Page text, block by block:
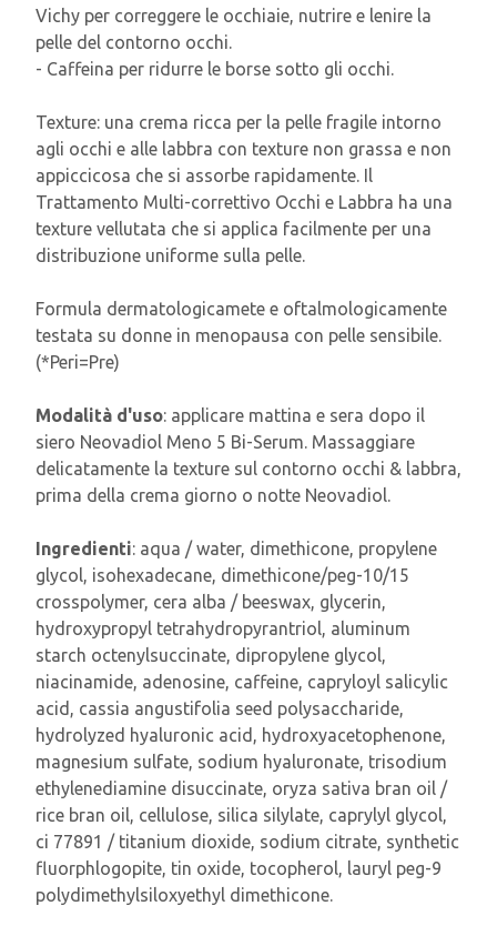
Vichy per correggere le occhiaie, nutrire e lenire la
pelle del contorno occhi.
- Caffeina per ridurre le borse sotto gli occhi.
Texture: una crema ricca per la pelle fragile intorno
agli occhi e alle labbra con texture non grassa e non
appiccicosa che si assorbe rapidamente. Il
Trattamento Multi-correttivo Occhi e Labbra ha una
texture vellutata che si applica facilmente per una
distribuzione uniforme sulla pelle.
Formula dermatologicamete e oftalmologicamente
testata su donne in menopausa con pelle sensibile.
(*Peri=Pre)
Modalità d'uso: applicare mattina e sera dopo il
siero Neovadiol Meno 5 Bi-Serum. Massaggiare
delicatamente la texture sul contorno occhi & labbra,
prima della crema giorno o notte Neovadiol.
Ingredienti: aqua / water, dimethicone, propylene
glycol, isohexadecane, dimethicone/peg-10/15
crosspolymer, cera alba / beeswax, glycerin,
hydroxypropyl tetrahydropyrantriol, aluminum
starch octenylsuccinate, dipropylene glycol,
niacinamide, adenosine, caffeine, capryloyl salicylic
acid, cassia angustifolia seed polysaccharide,
hydrolyzed hyaluronic acid, hydroxyacetophenone,
magnesium sulfate, sodium hyaluronate, trisodium
ethylenediamine disuccinate, oryza sativa bran oil /
rice bran oil, cellulose, silica silylate, caprylyl glycol,
ci 77891 / titanium dioxide, sodium citrate, synthetic
fluorphlogopite, tin oxide, tocopherol, lauryl peg-9
polydimethylsiloxyethyl dimethicone.